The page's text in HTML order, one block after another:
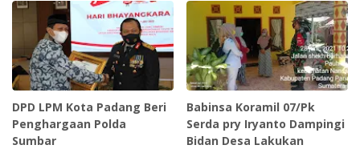
DPD LPM Kota Padang Beri
Penghargaan Polda
Sumbar
Babinsa Koramil 07/Pk
Serda pry Iryanto Dampingi
Bidan Desa Lakukan